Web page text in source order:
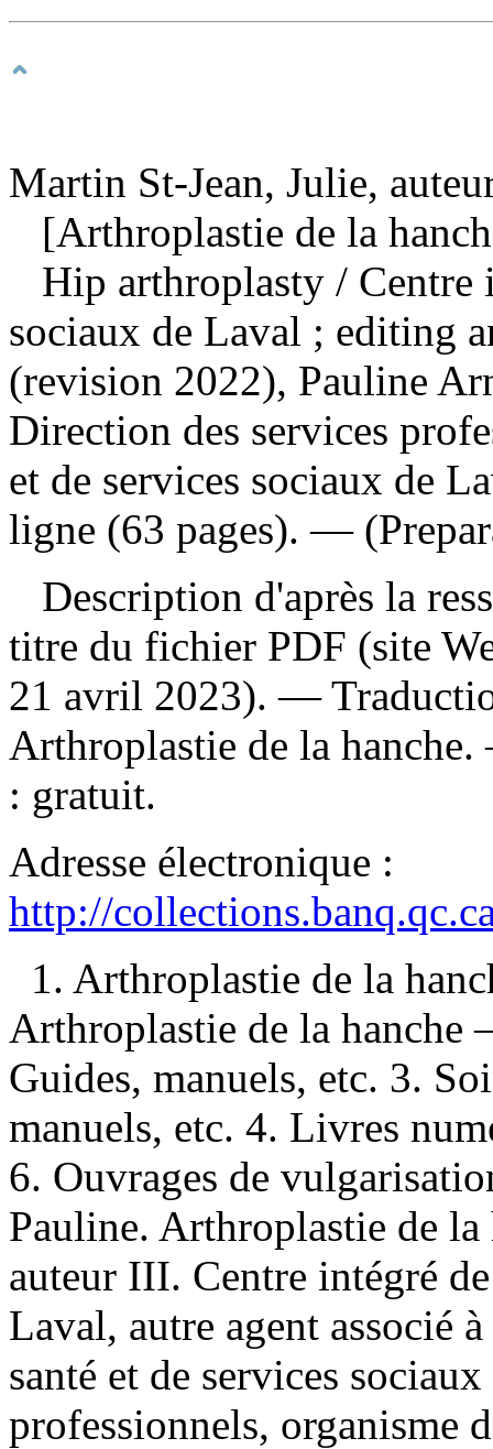
Martin St-Jean, Julie,
[Arthroplastie de la
Hip arthroplasty / Centre
sociaux de Laval ; editing
(revision 2022), Pauline
Direction des services
et de services sociaux de
ligne (63 pages). —
Description d'après la
titre du fichier PDF (site
21 avril 2023). —
Arthroplastie de la
: gratuit.
Adresse électronique :
http://
1. Arthroplastie de la
Arthroplastie de la
Guides, manuels, etc. 3.
manuels, etc. 4. Livres
6. Ouvrages de
Pauline. Arthroplastie de
auteur III. Centre intégré
Laval, autre agent associé
santé et de services
professionnels, organisme